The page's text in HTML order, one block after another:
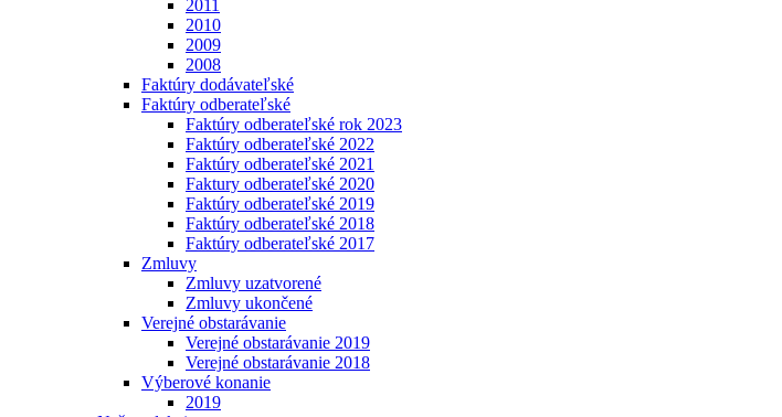
2011
2010
2009
2008
Faktúry dodávateľské
Faktúry odberateľské
Faktúry odberateľské rok 2023
Faktúry odberateľské 2022
Faktúry odberateľské 2021
Faktury odberateľské 2020
Faktúry odberateľské 2019
Faktúry odberateľské 2018
Faktúry odberateľské 2017
Zmluvy
Zmluvy uzatvorené
Zmluvy ukončené
Verejné obstarávanie
Verejné obstarávanie 2019
Verejné obstarávanie 2018
Výberové konanie
2019